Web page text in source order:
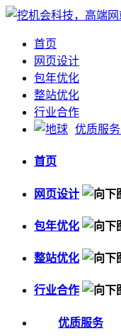
首页
网页设计
包年优化
整站优化
行业合作
优质服务
首页
网页设计
包年优化
整站优化
行业合作
优质服务